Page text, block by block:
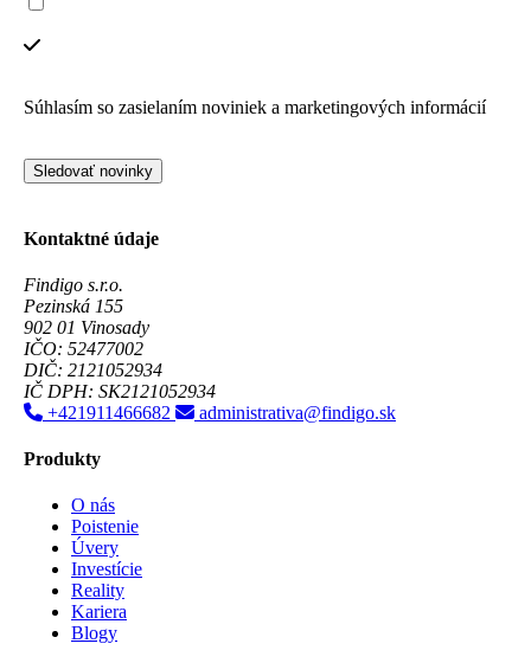
Súhlasím so zasielaním noviniek a marketingových informácií
Sledovať novinky
Kontaktné údaje
Findigo s.r.o.
Pezinská 155
902 01 Vinosady
IČO: 52477002
DIČ: 2121052934
IČ DPH: SK2121052934
+421911466682
administrativa@findigo.sk
Produkty
O nás
Poistenie
Úvery
Investície
Reality
Kariera
Blogy